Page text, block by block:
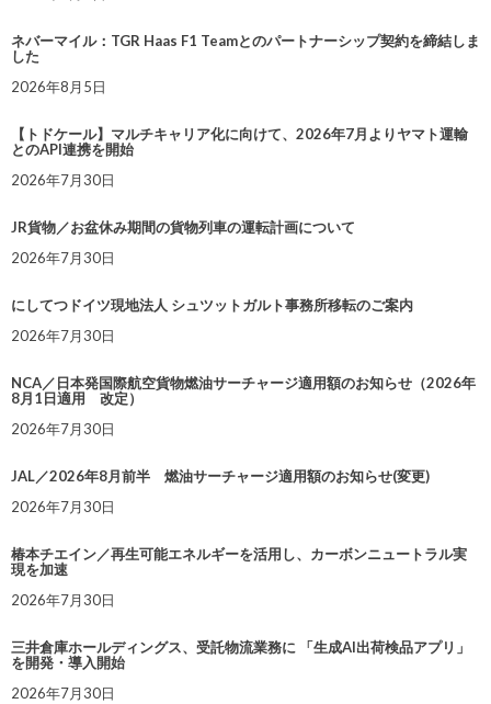
ネバーマイル：TGR Haas F1 Teamとのパートナーシップ契約を締結しま
した
2026年8月5日
【トドケール】マルチキャリア化に向けて、2026年7月よりヤマト運輸
とのAPI連携を開始
2026年7月30日
JR貨物／お盆休み期間の貨物列車の運転計画について
2026年7月30日
にしてつドイツ現地法人 シュツットガルト事務所移転のご案内
2026年7月30日
NCA／日本発国際航空貨物燃油サーチャージ適用額のお知らせ（2026年
8月1日適用 改定）
2026年7月30日
JAL／2026年8月前半 燃油サーチャージ適用額のお知らせ(変更)
2026年7月30日
椿本チエイン／再生可能エネルギーを活用し、カーボンニュートラル実
現を加速
2026年7月30日
三井倉庫ホールディングス、受託物流業務に 「生成AI出荷検品アプリ」
を開発・導入開始
2026年7月30日